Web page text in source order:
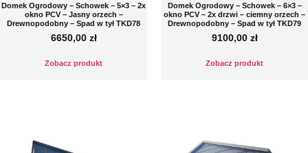
Domek Ogrodowy – Schowek – 5×3 – 2x
okno PCV – Jasny orzech –
Drewnopodobny – Spad w tył TKD78
6650,00 zł
Zobacz produkt
Domek Ogrodowy – Schowek – 6×3 –
okno PCV – 2x drzwi – ciemny orzech –
Drewnopodobny – Spad w tył TKD79
9100,00 zł
Zobacz produkt